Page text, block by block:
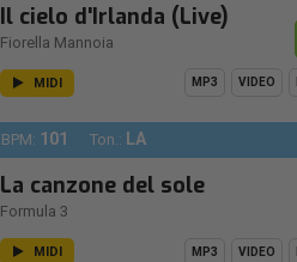
Il cielo d'Irlanda (Live)
Fiorella Mannoia
MIDI MP3 VIDEO
BPM: 101 Ton.: LA
La canzone del sole
Formula 3
MIDI MP3 VIDEO